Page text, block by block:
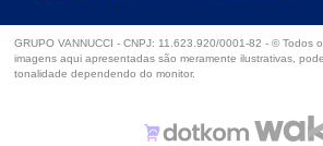
GRUPO VANNUCCI - CNPJ: 11.623.920/0001-82 - © Todos
imagens aqui apresentadas são meramente ilustrativas,
tonalidade dependendo do monitor.